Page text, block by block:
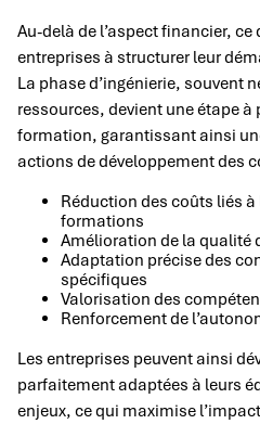
Au-delà de l’aspect financier,
entreprises à structurer leur
La phase d’ingénierie, souvent
ressources, devient une étape
formation, garantissant ainsi
actions de développement des
Réduction des coûts liés
formations
Amélioration de la qualité
Adaptation précise des
spécifiques
Valorisation des
Renforcement de
Les entreprises peuvent ainsi
parfaitement adaptées à leurs
enjeux, ce qui maximise